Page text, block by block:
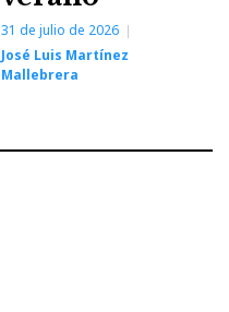
31 de julio de 2026
José Luis Martínez
Mallebrera